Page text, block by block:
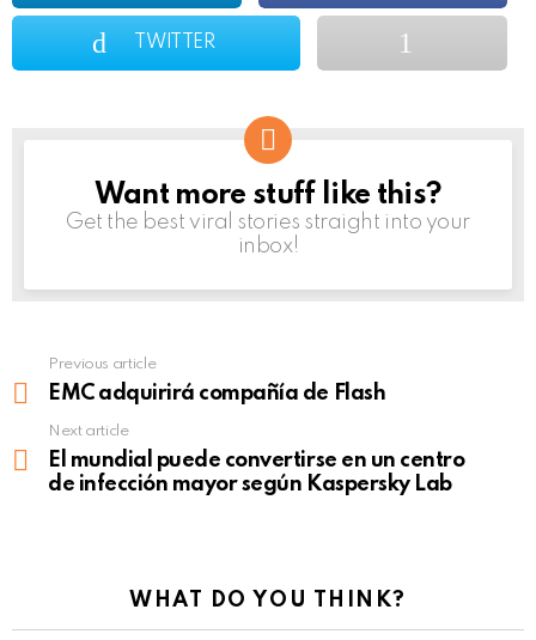
TWITTER
NEWSLETTER
Want more stuff like this?
Get the best viral stories straight into your
inbox!
more
Previous article
EMC adquirirá compañía de Flash
Next article
El mundial puede convertirse en un centro
de infección mayor según Kaspersky Lab
WHAT DO YOU THINK?